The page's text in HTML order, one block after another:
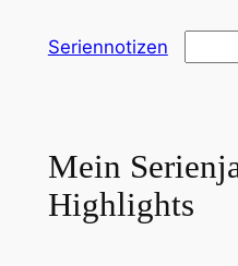
InhaltSeriennotizen
Mein
Highlights